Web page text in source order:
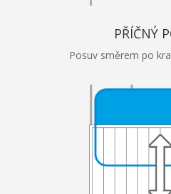
PŘÍČNÝ
Posuv směrem po